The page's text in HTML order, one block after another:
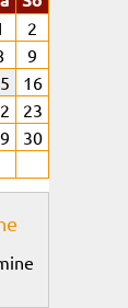
2
9
16
23
30